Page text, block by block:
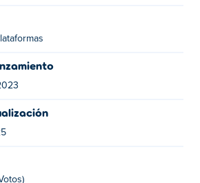
es creado por Robert Alvarez.
Throw
Clones